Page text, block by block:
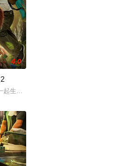
，步步为营接近倔强
4.0
生活的日子，在日常相处中，他展现出越